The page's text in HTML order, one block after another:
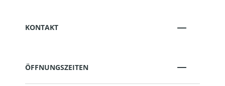
KONTAKT
ÖFFNUNGSZEITEN